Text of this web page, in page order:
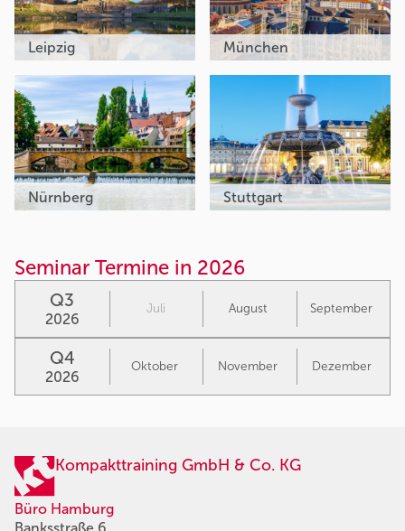
Leipzig München
Nürnberg Stuttgart
Seminar Termine in 2026
Q3
2026
Juli August September
Q4
2026
Oktober November Dezember
Kompakttraining GmbH & Co. KG
Büro Hamburg